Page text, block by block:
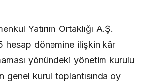
Yatırım Ortaklığı A.Ş.
hesap dönemine ilişkin kâr
yönündeki yönetim kurulu
genel kurul toplantısında oy